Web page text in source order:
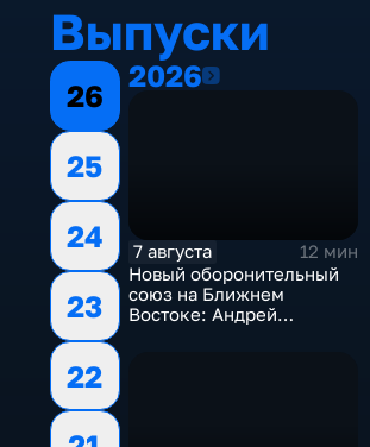
Выпуски
26
25
24
23
22
20262026
7 августа
12 мин
Новый оборонительный
союз на Ближнем
Востоке: Андрей